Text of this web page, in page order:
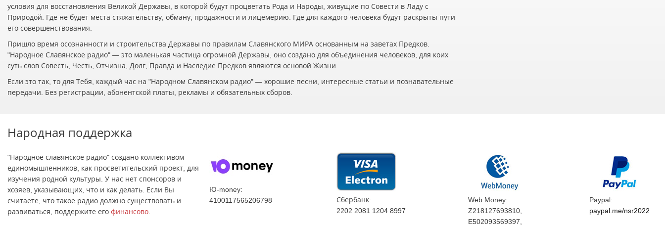
условия для восстановления Великой Державы, в которой будут процветать Рода и Народы, живущие по Совести в Ладу с
Природой. Где не будет места стяжательству, обману, продажности и лицемерию. Где для каждого человека будут раскрыты пути
его совершенствования.
Пришло время осознанности и строительства Державы по правилам Славянского МИРА основанным на заветах Предков.
"Народное Славянское радио" — это маленькая частица огромной Державы, оно создано для объединения человеков, для коих
суть слов Совесть, Честь, Отчизна, Долг, Правда и Наследие Предков являются основой Жизни.
Если это так, то для Тебя, каждый час на "Народном Славянском радио" — хорошие песни, интересные статьи и познавательные
передачи. Без регистрации, абонентской платы, рекламы и обязательных сборов.
Народная поддержка
"Народное славянское радио" создано коллективом
единомышленников, как просветительский проект, для
изучения родной культуры. У нас нет спонсоров и
хозяев, указывающих, что и как делать. Если Вы
считаете, что такое радио должно существовать и
развиваться, поддержите его финансово
Ю-money:
4100117565206798
Сбербанк:
2202 2081 1204 8997
Web Money:
Z218127693810,
E502093569397,
Paypal:
paypal.me/nsr2022